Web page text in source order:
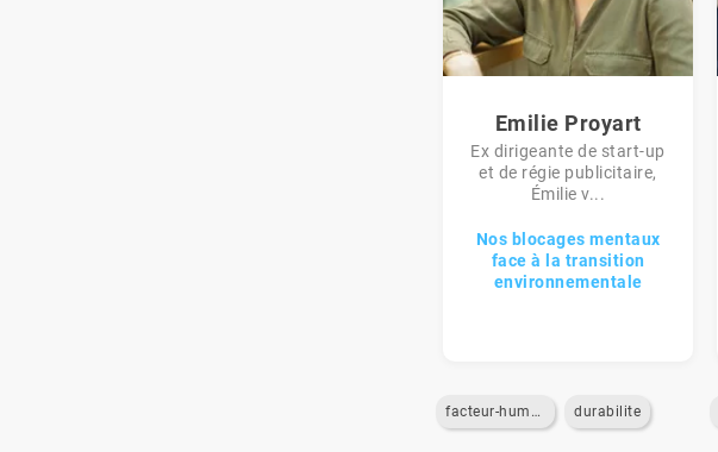
Emilie Proyart
Ex dirigeante de start-up
et de régie publicitaire,
Émilie v...
Nos blocages mentaux
face à la transition
environnementale
facteur-humain durabilite